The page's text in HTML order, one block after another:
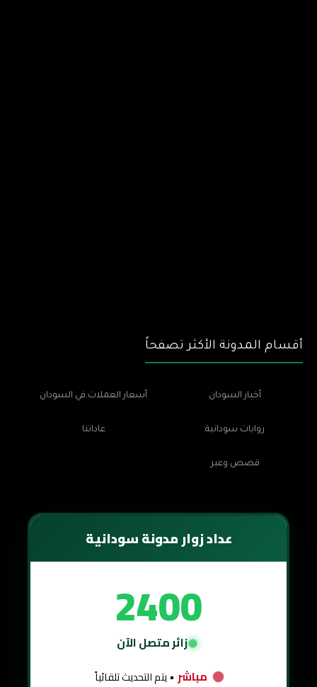
أقسام المدونة الأكثر تصفحاً
أخبار السودان أسعار العملات في السودان
روايات سودانية عاداتنا
قصص وعبر
عداد زوار مدونة سودانية
2400
زائر متصل الآن
مباشر • يتم التحديث تلقائياً